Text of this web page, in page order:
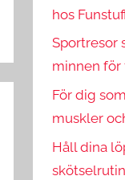
hos
Sportresor
minnen för
För dig
muskler
Håll dina